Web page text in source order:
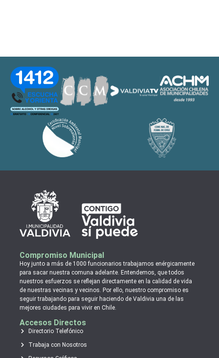
Compromiso Municipal
Hoy junto a más de 1000 funcionarios trabajamos enérgicamente
para sacar nuestra comuna adelante. Entendemos, que todos
nuestros esfuerzos se reflejan directamente en la calidad de vida
de nuestras vecinas y vecinos. Por ello, nuestro compromiso es
seguir trabajando para seguir haciendo de Valdivia una de las
mejores ciudades para vivir en Chile.
Accesos Directos
Directorio Telefónico
Trabaja con Nosotros